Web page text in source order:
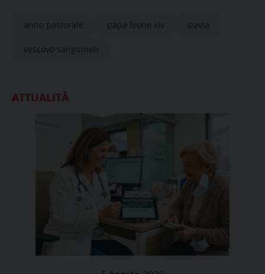
anno pastorale papa leone xiv pavia
vescovo sanguineti
ATTUALITÀ